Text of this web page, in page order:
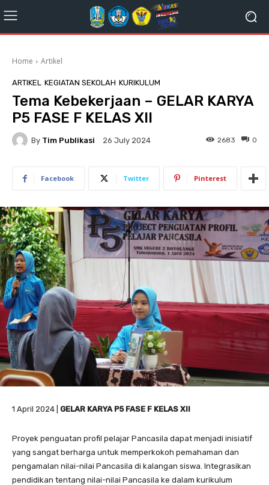
Home Artikel
ARTIKEL KEGIATAN SEKOLAH KURIKULUM
Tema Kebekerjaan – GELAR KARYA
P5 FASE F KELAS XII
By Tim Publikasi 26 July 2024 0
2683
Facebook Twitter Pinterest
1 April 2024 | GELAR KARYA P5 FASE F KELAS XII
Proyek penguatan profil pelajar Pancasila dapat menjadi inisiatif
yang sangat berharga untuk memperkokoh pemahaman dan
pengamalan nilai-nilai Pancasila di kalangan siswa. Integrasikan
pendidikan tentang nilai-nilai Pancasila ke dalam kurikulum